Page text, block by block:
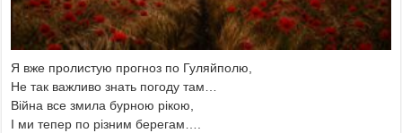
Я вже пролистую прогноз по Гуляйполю,
Не так важливо знать погоду там…
Війна все змила бурною рікою,
І ми тепер по різним берегам….